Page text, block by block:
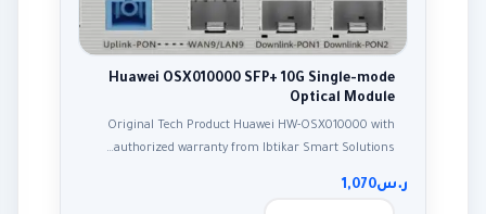
Huawei OSX010000 SFP+ 10G Single-mode
Optical Module
Original Tech Product Huawei HW-OSX010000 with
authorized warranty from Ibtikar Smart Solutions…
ر.س1,070